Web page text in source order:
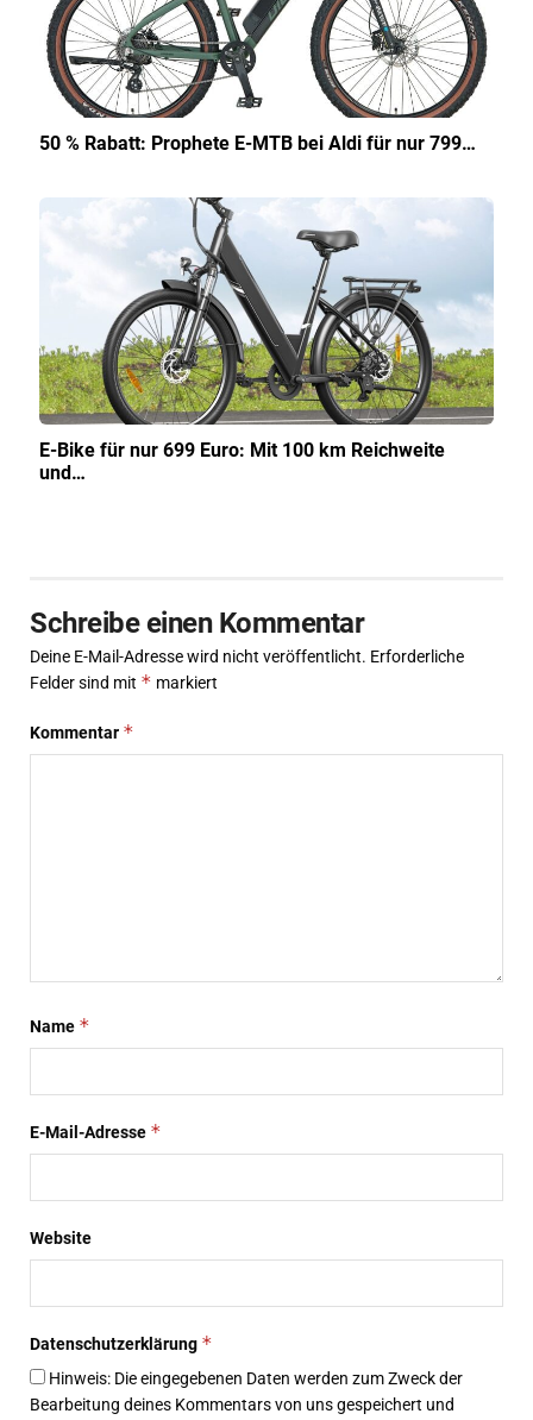
50 % Rabatt: Prophete E-MTB bei Aldi für nur 799…
E-Bike für nur 699 Euro: Mit 100 km Reichweite
und…
Schreibe einen Kommentar
Deine E-Mail-Adresse wird nicht veröffentlicht. Erforderliche
Felder sind mit * markiert
Kommentar *
Name *
E-Mail-Adresse *
Website
Datenschutzerklärung *
Hinweis: Die eingegebenen Daten werden zum Zweck der
Bearbeitung deines Kommentars von uns gespeichert und